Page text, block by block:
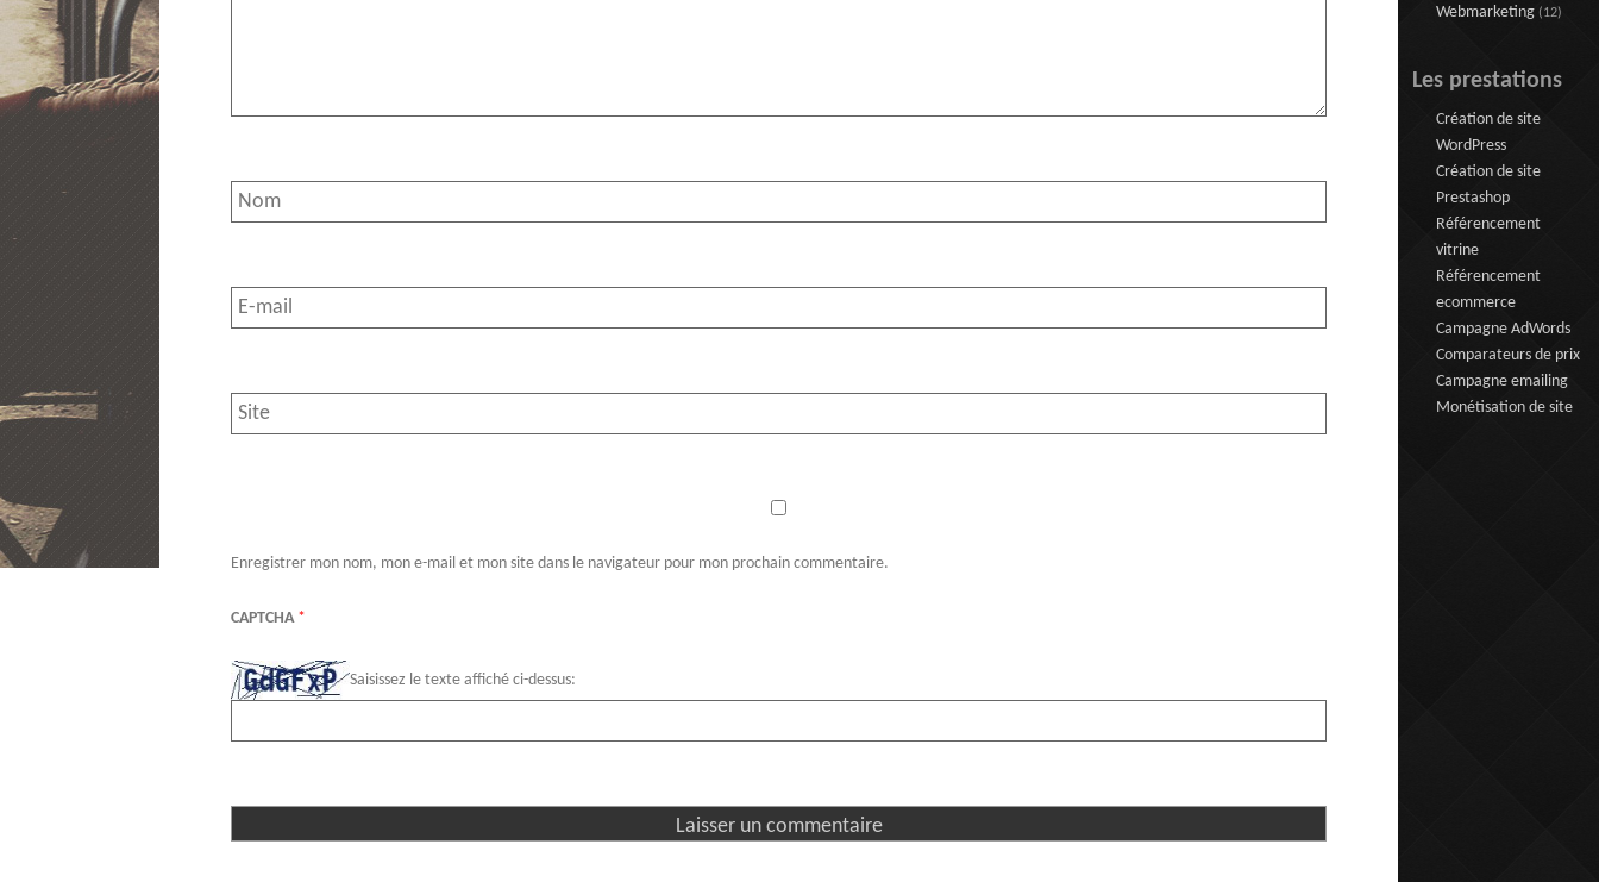
Enregistrer mon nom, mon e-mail et mon site dans le navigateur pour mon prochain commentaire.
CAPTCHA *
Saisissez le texte affiché ci-dessus:
Webmarketing(12)
Les prestations
Création de site
WordPress
Création de site
Prestashop
Référencement
vitrine
Référencement
ecommerce
Campagne AdWords
Comparateurs de prix
Campagne emailing
Monétisation de site